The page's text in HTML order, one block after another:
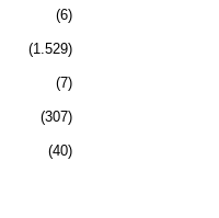
6
1.529
7
307
40